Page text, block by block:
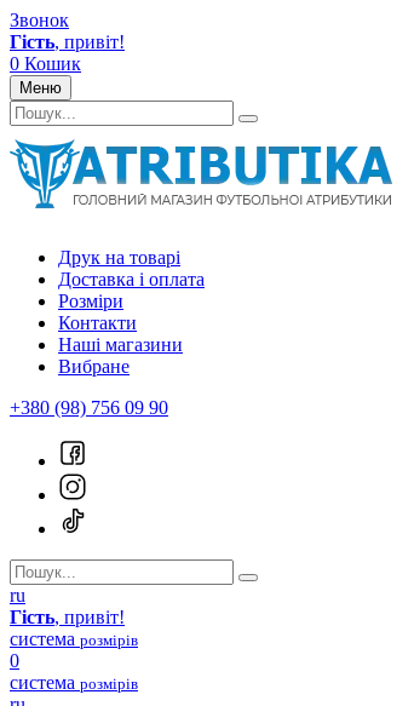
Звонок
Гість, привіт!
0 Кошик
Меню
Друк на товарі
Доставка і оплата
Розміри
Контакти
Наші магазини
Вибране
+380 (98) 756 09 90
ru
Гість, привіт!
система розмірів
0
система розмірів